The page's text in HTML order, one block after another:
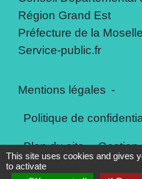
Région Grand Est
Préfecture de la Moselle
Service-public.fr
Mentions légales -
Politique de
Plan du site - Gestion
This site uses cookies and gives
to activate